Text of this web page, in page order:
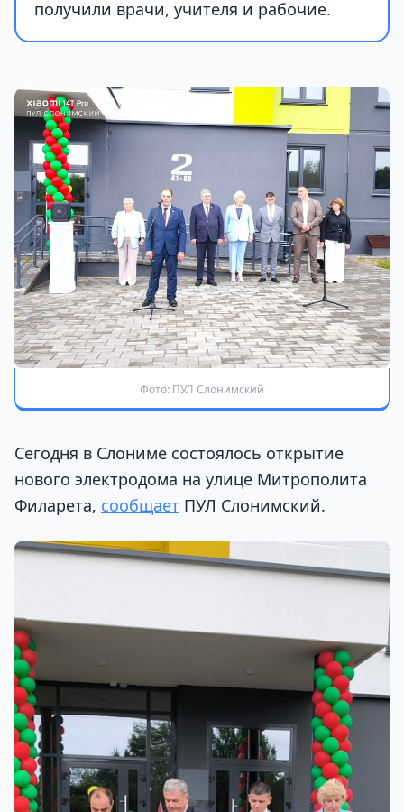
получили врачи, учителя и рабочие.
Фото: ПУЛ Слонимский
Сегодня в Слониме состоялось открытие
нового электродома на улице Митрополита
Филарета, сообщает ПУЛ Слонимский.